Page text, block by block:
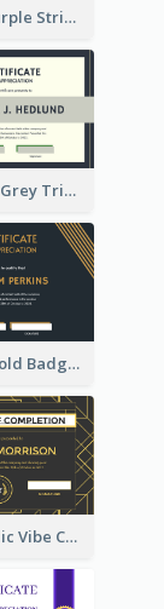
Red And Purple Stripes Frame Certificate
Green And Grey Triangles With Badge Certificate
Blue And Gold Badge Appreciation Certificate
Vintage Relic Vibe Certificate Design Template